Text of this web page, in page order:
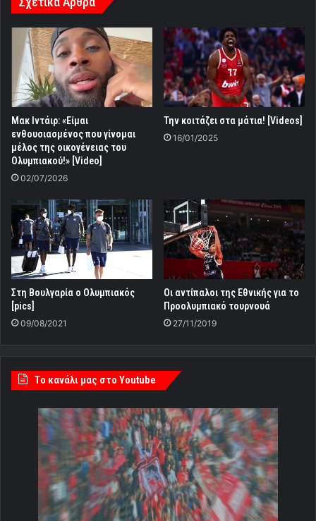
Mακ Ιντάιρ: «Είμαι
ενθουσιασμένος που γίνομαι
μέλος της οικογένειας του
Ολυμπιακού!» [Video]
02/07/2026
Την κοιτάζει στα μάτια! [Videos]
16/01/2025
Στη Βουλγαρία ο Ολυμπιακός
[pics]
09/08/2021
Οι αντίπαλοι της Εθνικής για το
Προολυμπιακό τουρνουά
27/11/2019
Tο κανάλι μας στο Youtube